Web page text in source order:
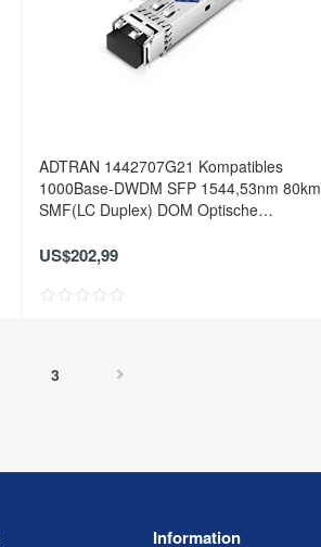
ADTRAN 1442707G21 Kompatibles
1000Base-DWDM SFP 1544,53nm 80km
SMF(LC Duplex) DOM Optische
US$202,99
3
Information